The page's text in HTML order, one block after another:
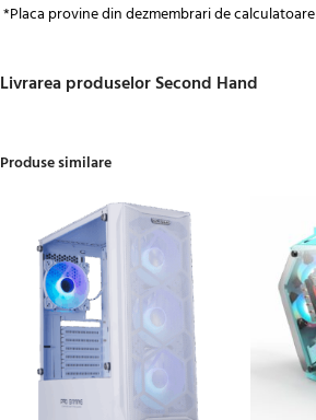
*Placa provine din dezmembrari de
Livrarea produselor Second Hand
Produse similare